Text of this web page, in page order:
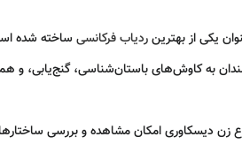
ردیاب فرکانسیساخته شده
به کاوش‌های باستان‌شناسی،
زن دیسکاوری امکان مشاهده و بررسی